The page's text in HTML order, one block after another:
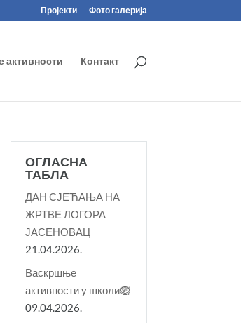
Пројекти Фото галерија
активности Контакт
ОГЛАСНА
ТАБЛА
ДАН СЈЕЋАЊА НА
ЖРТВЕ ЛОГОРА
ЈАСЕНОВАЦ
21.04.2026.
Васкршње
активности у школи🪺
09.04.2026.